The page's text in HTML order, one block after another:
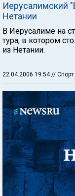
Иерусалимский
Нетании
В Иерусалиме на
тура, в котором
из Нетании.
22.04.2006 19:54// Спорт